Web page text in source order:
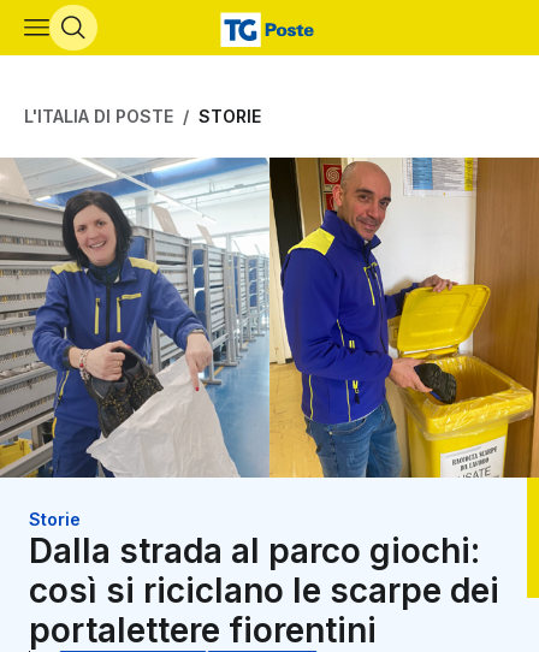
Vai al contenuto principale
L'ITALIA DI POSTE STORIE
Storie
Dalla strada al parco giochi:
così si riciclano le scarpe dei
portalettere fiorentini